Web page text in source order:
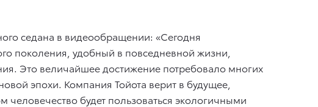
седана в видеообращении: «Сегодня
поколения, удобный в повседневной жизни,
Это величайшее достижение потребовало многих
эпохи. Компания Тойота верит в будущее,
будет пользоваться экологичными